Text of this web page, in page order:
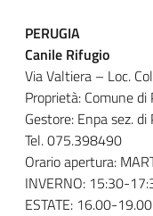
PERUGIA
Canile Rifugio
Via Valtiera – Loc.
Proprietà: Comune di
Gestore: Enpa sez. di
Tel. 075.398490
Orario apertura:
INVERNO: 15:30-
ESTATE: 16.00-19.00